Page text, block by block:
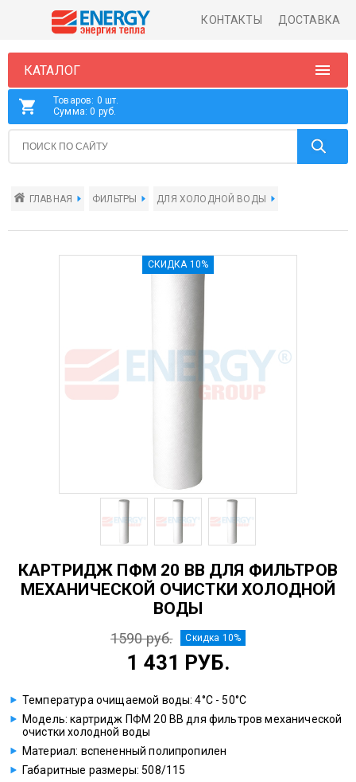
КОНТАКТЫ ДОСТАВКА
КАТАЛОГ
Товаров: 0 шт.
Сумма: 0 руб.
ГЛАВНАЯ ФИЛЬТРЫ ДЛЯ ХОЛОДНОЙ ВОДЫ
СКИДКА 10%
КАРТРИДЖ ПФМ 20 ВВ ДЛЯ ФИЛЬТРОВ
МЕХАНИЧЕСКОЙ ОЧИСТКИ ХОЛОДНОЙ
ВОДЫ
1590 руб. Скидка 10%
1 431 РУБ.
Температура очищаемой воды: 4°С - 50°С
Модель: картридж ПФМ 20 ВВ для фильтров механической
очистки холодной воды
Материал: вспененный полипропилен
Габаритные размеры: 508/115